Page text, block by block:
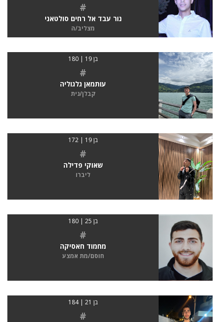
#
נור עבד אל רחים סולטאני
מצליב/ה
בן 19 | 180
#
עותמאן גלגוליה
קבלן/נית
בן 19 | 172
#
שאוקי פדילה
ליברו
בן 25 | 180
#
מחמוד חאסיקה
חוסם/מת אמצע
בן 21 | 184
#